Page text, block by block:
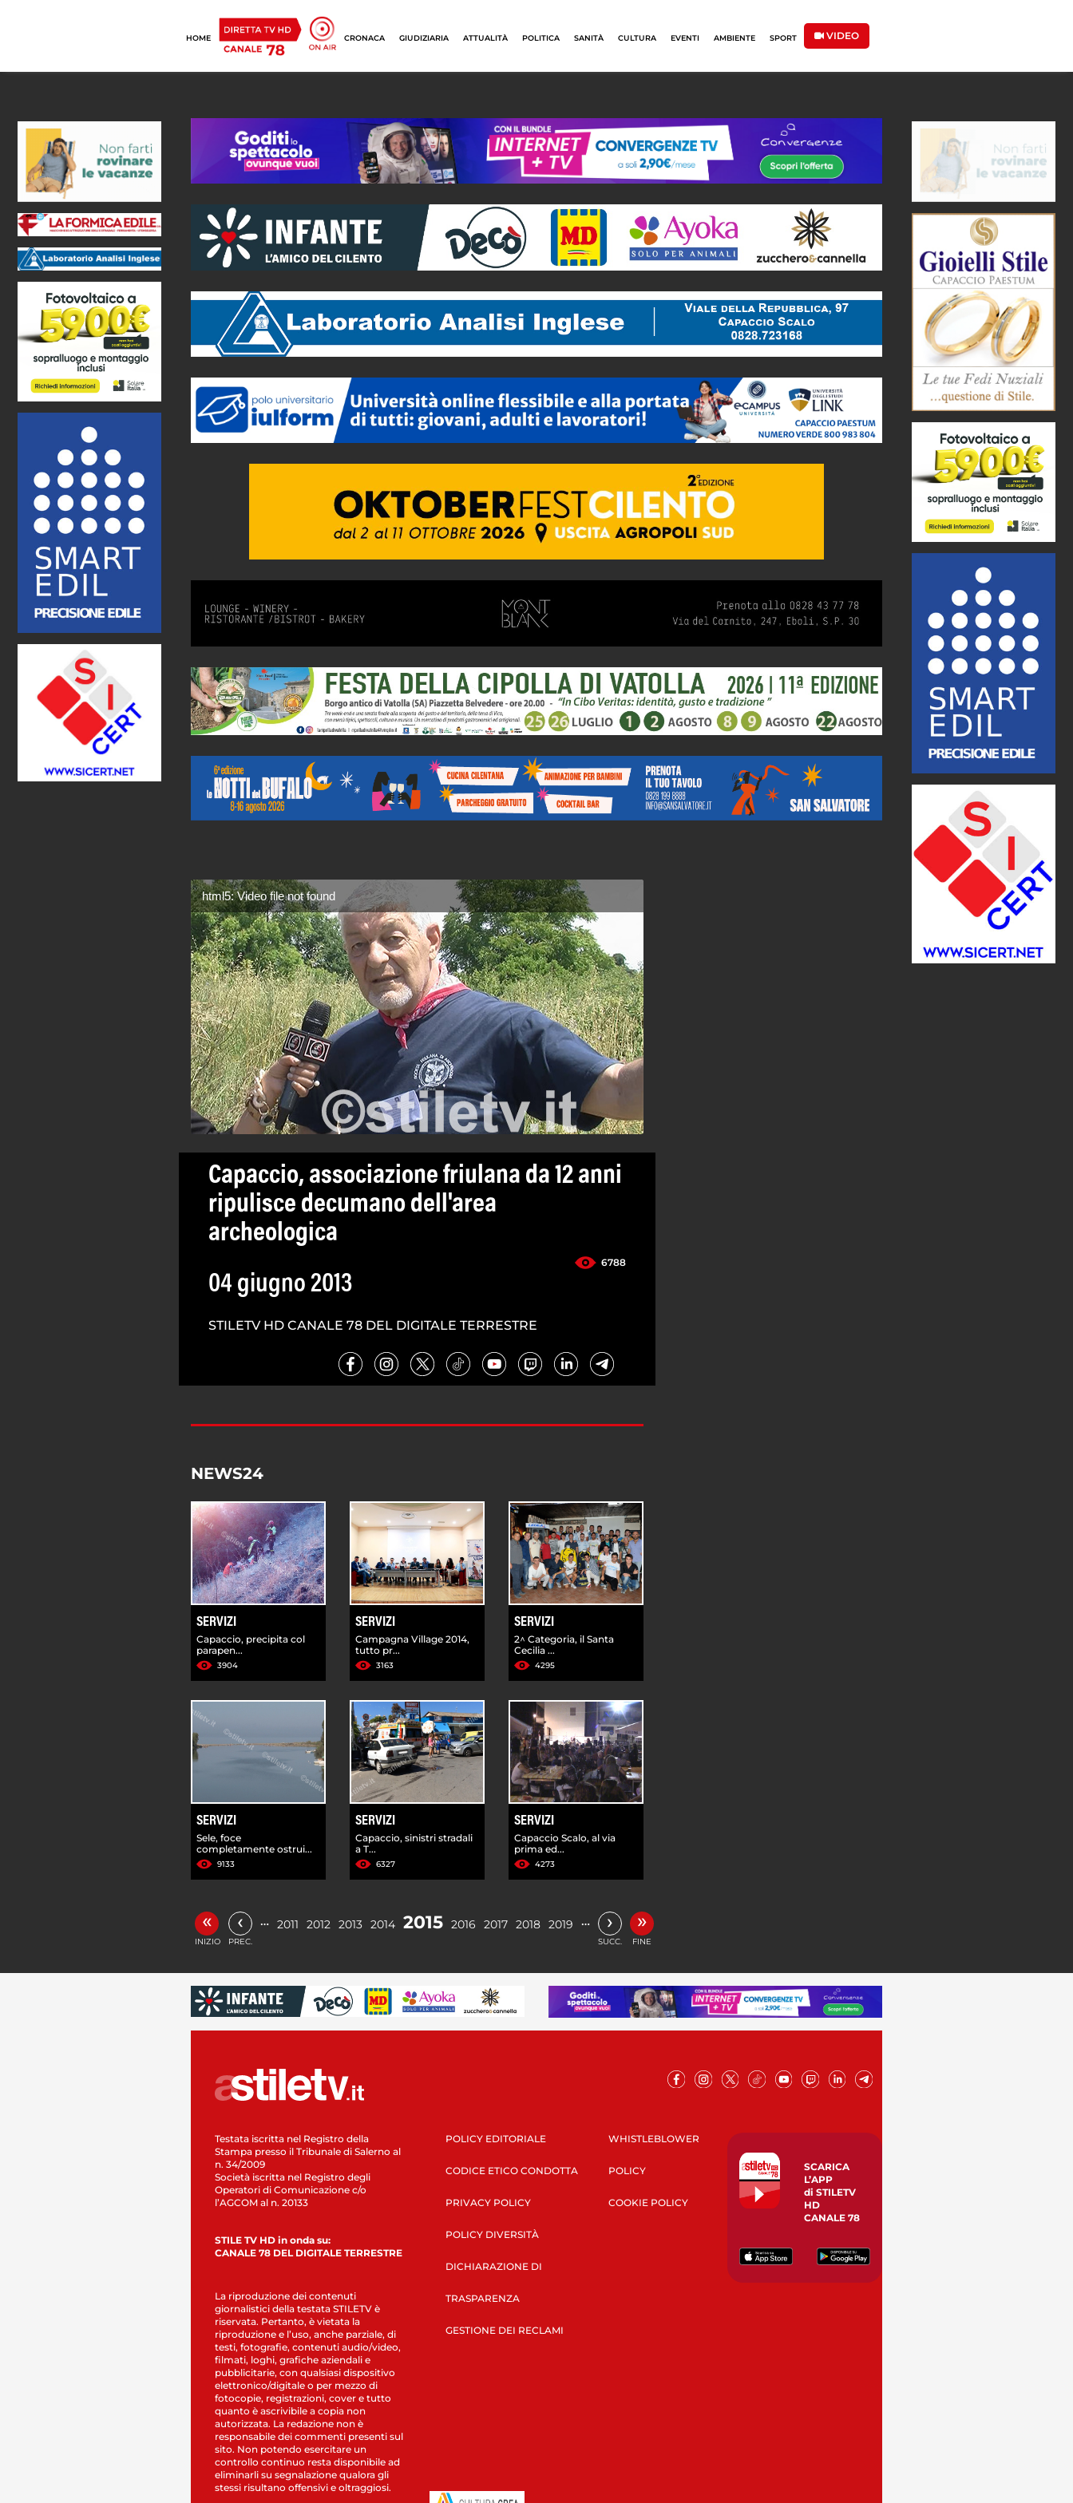
HOME CRONACA GIUDIZIARIA ATTUALITÀ POLITICA SANITÀ CULTURA EVENTI AMBIENTE SPORT VIDEO
html5: Video file not found
Capaccio, associazione friulana da 12 anni
ripulisce decumano dell'area
archeologica
6788
04 giugno 2013
STILETV HD CANALE 78 DEL DIGITALE TERRESTRE
NEWS24
SERVIZI
Capaccio, precipita col
parapen...
3904
SERVIZI
Campagna Village 2014,
tutto pr...
3163
SERVIZI
2^ Categoria, il Santa
Cecilia ...
4295
SERVIZI
Sele, foce
completamente ostrui...
9133
SERVIZI
Capaccio, sinistri stradali
a T...
6327
SERVIZI
Capaccio Scalo, al via
prima ed...
4273
«
INIZIO
‹
PREC.
… 2011 2012 2013 2014 2015 2016 2017 2018 2019 … ›
SUCC.
»
FINE
Testata iscritta nel Registro della
Stampa presso il Tribunale di Salerno al
n. 34/2009
Società iscritta nel Registro degli
Operatori di Comunicazione c/o
l’AGCOM al n. 20133
STILE TV HD in onda su:
CANALE 78 DEL DIGITALE TERRESTRE
La riproduzione dei contenuti
giornalistici della testata STILETV è
riservata. Pertanto, è vietata la
riproduzione e l’uso, anche parziale, di
testi, fotografie, contenuti audio/video,
filmati, loghi, grafiche aziendali e
pubblicitarie, con qualsiasi dispositivo
elettronico/digitale o per mezzo di
fotocopie, registrazioni, cover e tutto
quanto è ascrivibile a copia non
autorizzata. La redazione non è
responsabile dei commenti presenti sul
sito. Non potendo esercitare un
controllo continuo resta disponibile ad
eliminarli su segnalazione qualora gli
stessi risultano offensivi e oltraggiosi.
POLICY EDITORIALE
CODICE ETICO CONDOTTA
PRIVACY POLICY
POLICY DIVERSITÀ
DICHIARAZIONE DI
TRASPARENZA
GESTIONE DEI RECLAMI
WHISTLEBLOWER
POLICY
COOKIE POLICY
SCARICA
L’APP
di STILETV
HD
CANALE 78